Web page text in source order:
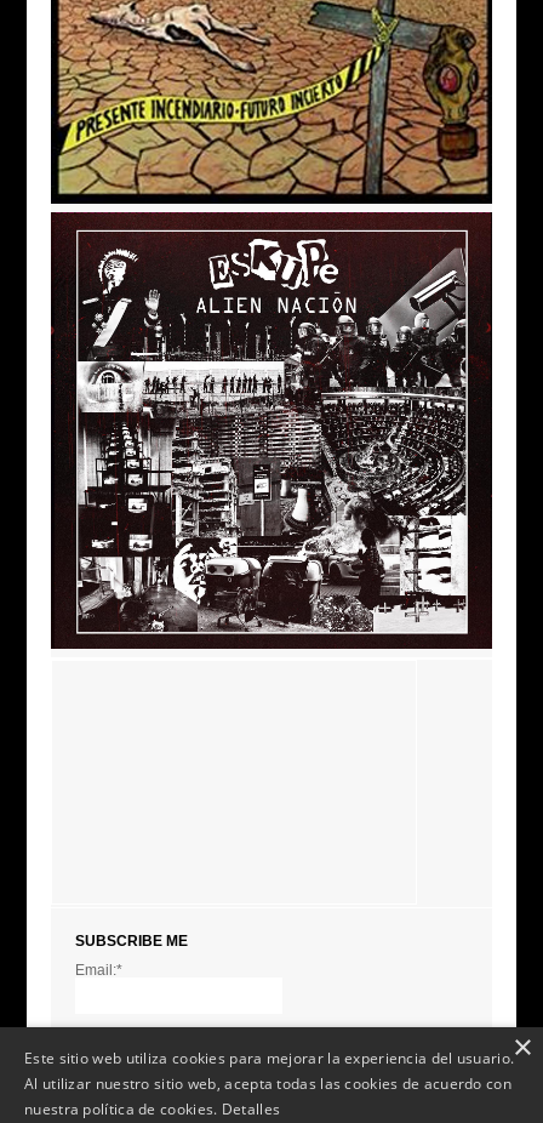
SUBSCRIBE ME
Email:*
* This field is required
Este sitio web utiliza cookies para mejorar la experiencia del usuario.
Al utilizar nuestro sitio web, acepta todas las cookies de acuerdo con
nuestra política de cookies. Detalles
×